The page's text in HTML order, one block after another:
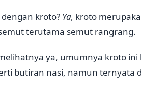
kroto? Ya, kroto
terutama semut rangrang.
ya, umumnya kroto
butiran nasi, namun ternyata